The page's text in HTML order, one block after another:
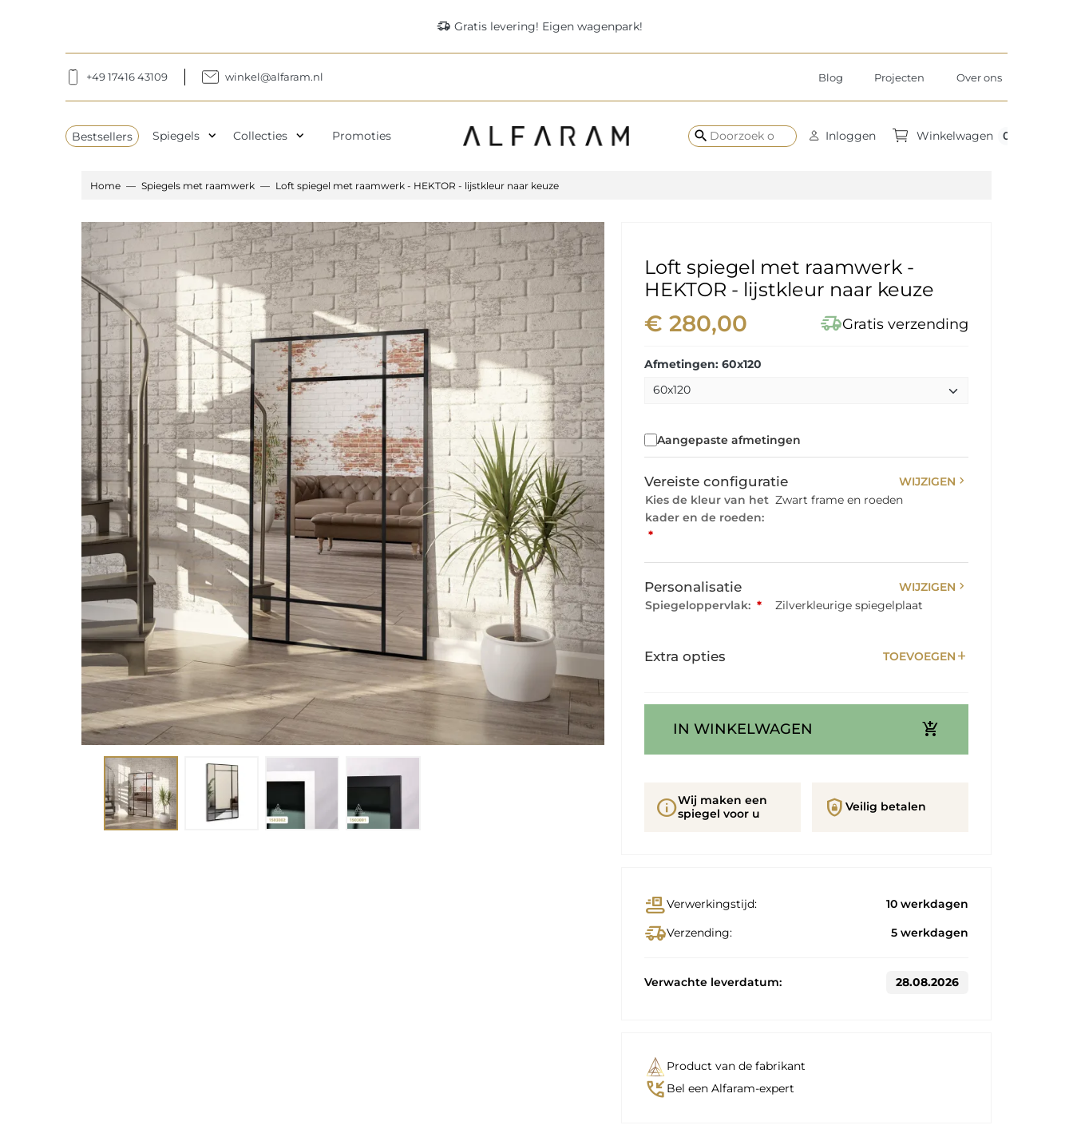
delivery_truck_speed Gratis levering! Eigen wagenpark!
+49 17416 43109 winkel@alfaram.nl Blog Projecten Over ons
Bestsellers Spiegels expand_more Collecties expand_more Promoties search Inloggen Winkelwagen 0
Home Spiegels met raamwerk Loft spiegel met raamwerk - HEKTOR - lijstkleur naar keuze
Loft spiegel met raamwerk -
HEKTOR - lijstkleur naar keuze
€ 280,00 delivery_truck_speedGratis verzending
Afmetingen: 60x120
Aangepaste afmetingen
Vereiste configuratie WIJZIGEN chevron_right
Kies de kleur van het
kader en de roeden:
*
Zwart frame en roeden
Personalisatie WIJZIGEN chevron_right
Spiegeloppervlak: * Zilverkleurige spiegelplaat
Extra opties TOEVOEGEN add
IN WINKELWAGEN add_shopping_cart
infoWij maken een
spiegel voor u
shield_lock Veilig betalen
conveyor_beltVerwerkingstijd: 10 werkdagen
delivery_truck_speedVerzending: 5 werkdagen
Verwachte leverdatum: 28.08.2026
Product van de fabrikant
phone_callback Bel een Alfaram-expert